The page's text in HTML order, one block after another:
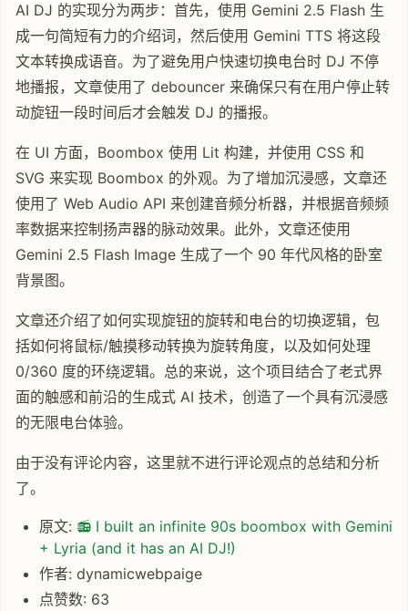
AI DJ 的实现分为两步：首先，使用 Gemini 2.5 Flash 生
成一句简短有力的介绍词，然后使用 Gemini TTS 将这段
文本转换成语音。为了避免用户快速切换电台时 DJ 不停
地播报，文章使用了 debouncer 来确保只有在用户停止转
动旋钮一段时间后才会触发 DJ 的播报。
在 UI 方面，Boombox 使用 Lit 构建，并使用 CSS 和
SVG 来实现 Boombox 的外观。为了增加沉浸感，文章还
使用了 Web Audio API 来创建音频分析器，并根据音频频
率数据来控制扬声器的脉动效果。此外，文章还使用
Gemini 2.5 Flash Image 生成了一个 90 年代风格的卧室
背景图。
文章还介绍了如何实现旋钮的旋转和电台的切换逻辑，包
括如何将鼠标/触摸移动转换为旋转角度，以及如何处理
0/360 度的环绕逻辑。总的来说，这个项目结合了老式界
面的触感和前沿的生成式 AI 技术，创造了一个具有沉浸感
的无限电台体验。
由于没有评论内容，这里就不进行评论观点的总结和分析
了。
原文: 📻 I built an infinite 90s boombox with Gemini
+ Lyria (and it has an AI DJ!)
作者: dynamicwebpaige
点赞数: 63